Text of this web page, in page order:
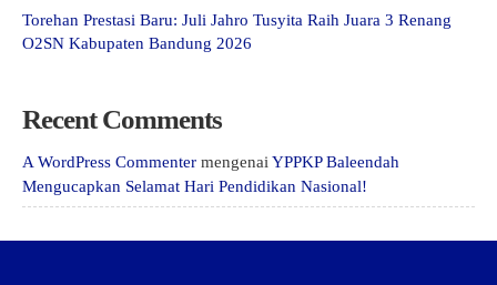
Torehan Prestasi Baru: Juli Jahro Tusyita Raih Juara 3 Renang
O2SN Kabupaten Bandung 2026
Recent Comments
A WordPress Commenter mengenai YPPKP Baleendah
Mengucapkan Selamat Hari Pendidikan Nasional!